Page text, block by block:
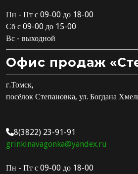
Пн - Пт с 09-00 до 18-00
Сб с 09-00 до 15-00
Вс - выходной
Офис продаж
г.Томск,
посёлок Степановка, ул. Богдана
8(3822) 23-91-91
grinkinavagonka@yandex.ru
Пн - Пт с 09-00 до 18-00